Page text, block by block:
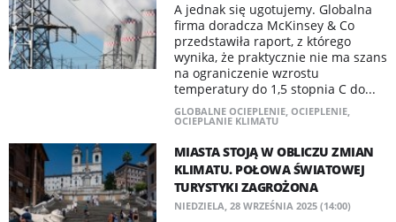
A jednak się ugotujemy. Globalna
firma doradcza McKinsey & Co
przedstawiła raport, z którego
wynika, że praktycznie nie ma szans
na ograniczenie wzrostu
temperatury do 1,5 stopnia C do...
GLOBALNE OCIEPLENIE, OCIEPLENIE,
OCIEPLANIE KLIMATU
MIASTA STOJĄ W OBLICZU ZMIAN
KLIMATU. POŁOWA ŚWIATOWEJ
TURYSTYKI ZAGROŻONA
NIEDZIELA, 28 WRZEŚNIA 2025 (14:00)